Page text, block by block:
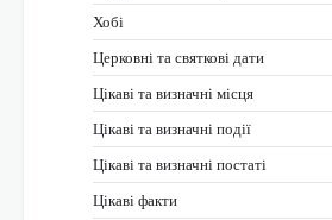
Хобі
Церковні та святкові дати
Цікаві та визначні місця
Цікаві та визначні події
Цікаві та визначні постаті
Цікаві факти